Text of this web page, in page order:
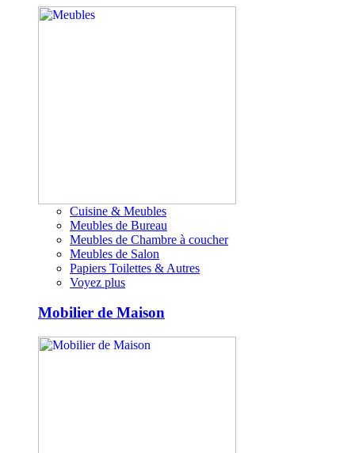
Cuisine & Meubles
Meubles de Bureau
Meubles de Chambre à coucher
Meubles de Salon
Papiers Toilettes & Autres
Voyez plus
Mobilier de Maison